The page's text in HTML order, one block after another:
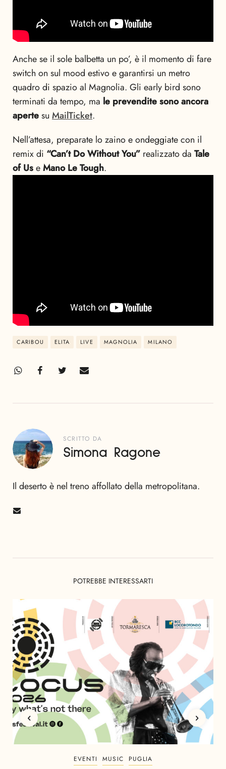
Anche se il sole balbetta un po’, è il momento di fare
switch on sul mood estivo e garantirsi un metro
quadro di spazio al Magnolia. Gli early bird sono
terminati da tempo, ma le prevendite sono ancora
apertesu MailTicket.
Nell’attesa, preparate lo zaino e ondeggiate con il
remix di “Can’t Do Without You” realizzato da Tale
of UseMano Le Tough.
CARIBOU ELITA LIVE MAGNOLIA MILANO
SCRITTO DA
Simona Ragone
Il deserto è nel treno affollato della metropolitana.
POTREBBE INTERESSARTI
EVENTI MUSIC PUGLIA